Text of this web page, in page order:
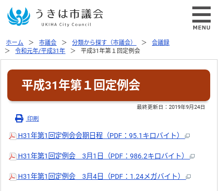
ホーム 市議会 分類から探す（市議会）
会議録
令和元年/平成31年
平成31年第１回定例会
平成31年第１回定例会
最終更新日：2019年9月24日
印刷
H31年第1回定例会会期日程（PDF：95.1キロバイト）
H31年第1回定例会 3月1日（PDF：986.2キロバイト）
H31年第1回定例会 3月4日（PDF：1.24メガバイト）